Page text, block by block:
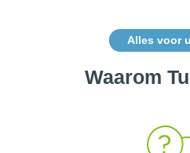
Alles voor
Waarom